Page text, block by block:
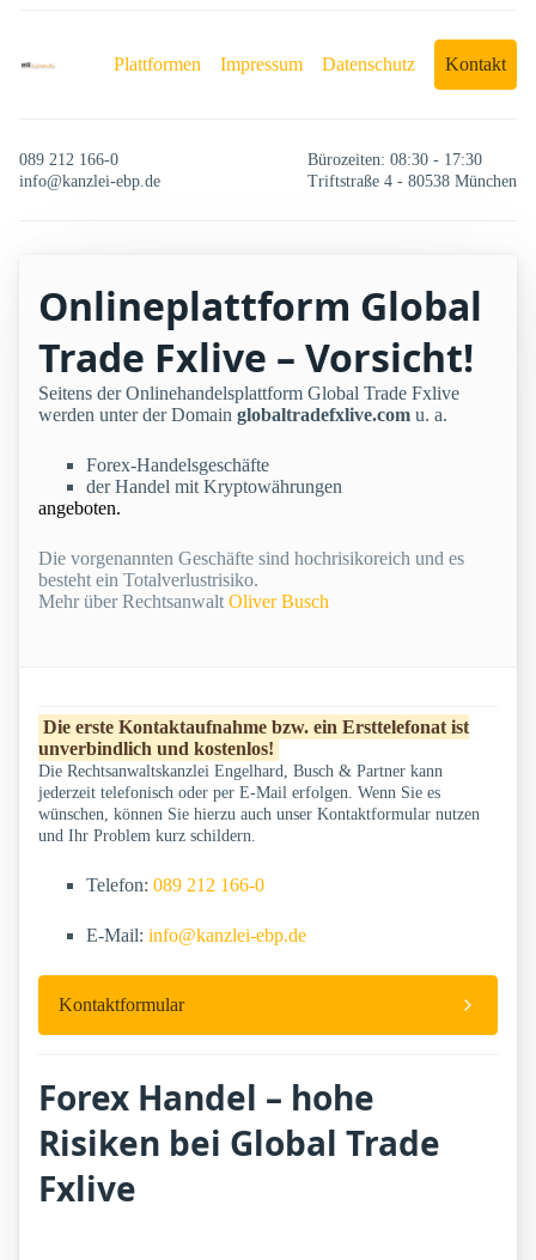
Plattformen Impressum Datenschutz Kontakt
089 212 166-0
info@kanzlei-ebp.de
Bürozeiten: 08:30 - 17:30
Triftstraße 4 - 80538 München
Onlineplattform Global
Trade Fxlive – Vorsicht!
Seitens der Onlinehandelsplattform Global Trade Fxlive
werden unter der Domain globaltradefxlive.com u. a.
Forex-Handelsgeschäfte
der Handel mit Kryptowährungen
angeboten.
Die vorgenannten Geschäfte sind hochrisikoreich und es
besteht ein Totalverlustrisiko.
Mehr über Rechtsanwalt Oliver Busch
Die erste Kontaktaufnahme bzw. ein Ersttelefonat ist
unverbindlich und kostenlos!
Die Rechtsanwaltskanzlei Engelhard, Busch & Partner kann
jederzeit telefonisch oder per E-Mail erfolgen. Wenn Sie es
wünschen, können Sie hierzu auch unser Kontaktformular nutzen
und Ihr Problem kurz schildern.
Telefon: 089 212 166-0
E-Mail: info@kanzlei-ebp.de
Kontaktformular
Forex Handel – hohe
Risiken bei Global Trade
Fxlive